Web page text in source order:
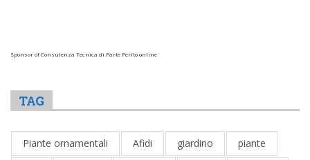
Sponsor of Consulenza Tecnica di Parte Perito online
TAG
Piante ornamentali Afidi giardino
piante